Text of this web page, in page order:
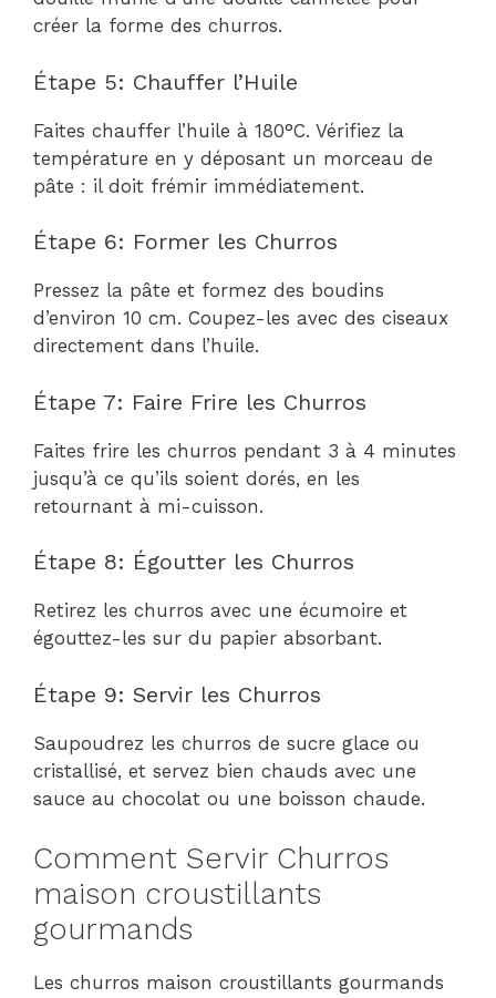
créer la forme des churros.
Étape 5: Chauffer l’Huile
Faites chauffer l’huile à 180°C. Vérifiez la
température en y déposant un morceau de
pâte : il doit frémir immédiatement.
Étape 6: Former les Churros
Pressez la pâte et formez des boudins
d’environ 10 cm. Coupez-les avec des ciseaux
directement dans l’huile.
Étape 7: Faire Frire les Churros
Faites frire les churros pendant 3 à 4 minutes
jusqu’à ce qu’ils soient dorés, en les
retournant à mi-cuisson.
Étape 8: Égoutter les Churros
Retirez les churros avec une écumoire et
égouttez-les sur du papier absorbant.
Étape 9: Servir les Churros
Saupoudrez les churros de sucre glace ou
cristallisé, et servez bien chauds avec une
sauce au chocolat ou une boisson chaude.
Comment Servir Churros
maison croustillants
gourmands
Les churros maison croustillants gourmands